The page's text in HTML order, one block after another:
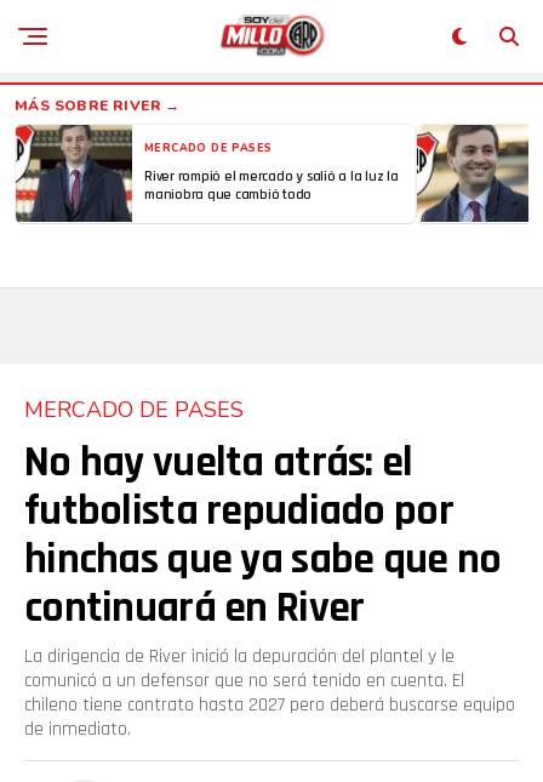
MERCADO DE PASES
River rompió el mercado y salió a la luz la
maniobra que cambió todo
MERCADO DE PASES
No hay vuelta atrás: el
futbolista repudiado por
hinchas que ya sabe que no
continuará en River
La dirigencia de River inició la depuración del plantel y le
comunicó a un defensor que no será tenido en cuenta. El
chileno tiene contrato hasta 2027 pero deberá buscarse equipo
de inmediato.
Reddit
Email